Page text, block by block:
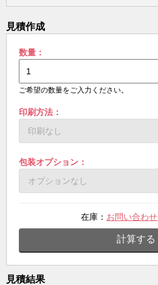
見積作成
数量：
ご希望の数量をご入力ください。
印刷方法：
包装オプション：
在庫： お問い合わせ
計算する
見積結果